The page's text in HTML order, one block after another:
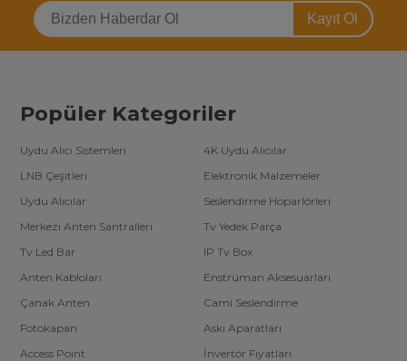
Kayıt Ol
Popüler Kategoriler
Uydu Alıcı Sistemleri
4K Uydu Alıcılar
LNB Çeşitleri
Elektronik Malzemeler
Uydu Alıcılar
Seslendirme Hoparlörleri
Merkezi Anten Santralleri
Tv Yedek Parça
Tv Led Bar
IP Tv Box
Anten Kabloları
Enstrüman Aksesuarları
Çanak Anten
Cami Seslendirme
Fotokapan
Askı Aparatları
Access Point
İnvertör Fiyatları